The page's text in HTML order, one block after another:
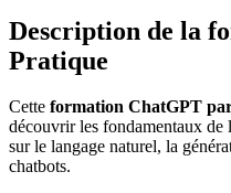
Description de la
Pratique
Cette formation ChatGPT
découvrir les fondamentaux
sur le langage naturel, la
chatbots.